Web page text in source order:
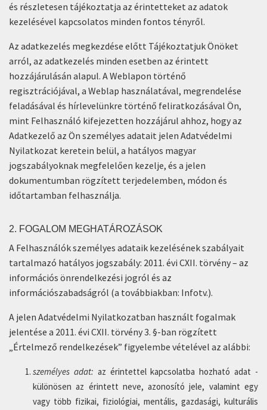
és részletesen tájékoztatja az érintetteket az adatok
kezelésével kapcsolatos minden fontos tényről.
Az adatkezelés megkezdése előtt Tájékoztatjuk Önöket
arról, az adatkezelés minden esetben az érintett
hozzájárulásán alapul. A Weblapon történő
regisztrációjával, a Weblap használatával, megrendelése
feladásával és hírlevelünkre történő feliratkozásával Ön,
mint Felhasználó kifejezetten hozzájárul ahhoz, hogy az
Adatkezelő az Ön személyes adatait jelen Adatvédelmi
Nyilatkozat keretein belül, a hatályos magyar
jogszabályoknak megfelelően kezelje, és a jelen
dokumentumban rögzített terjedelemben, módon és
időtartamban felhasználja.
2. FOGALOM MEGHATÁROZÁSOK
A Felhasználók személyes adataik kezelésének szabályait
tartalmazó hatályos jogszabály: 2011. évi CXII. törvény – az
információs önrendelkezési jogról és az
információszabadságról (a továbbiakban: Infotv.).
A jelen Adatvédelmi Nyilatkozatban használt fogalmak
jelentése a 2011. évi CXII. törvény 3. §-ban rögzített
„Értelmező rendelkezések” figyelembe vételével az alábbi:
személyes adat: az érintettel kapcsolatba hozható adat -
különösen az érintett neve, azonosító jele, valamint egy
vagy több fizikai, fiziológiai, mentális, gazdasági, kulturális